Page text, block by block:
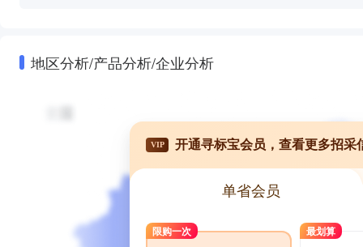
地区分析/产品分析/企业分析
VIP 开通寻标宝会员，查看更多招采
单省会员
限购一次 最划算